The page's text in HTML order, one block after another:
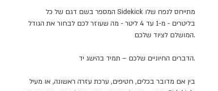
המספר בשם דגם של כל Sidekick מתייחס לנפח שלו
בליטרים - מ-1 עד 4 ליטר - מה שעוזר לכם לבחור את הגודל
המושלם לציוד שלכם.
הדברים החיוניים שלכם – תמיד בהישג יד.
בין אם מדובר בכלים, חטיפים, ערכת עזרה ראשונה, או מעיל